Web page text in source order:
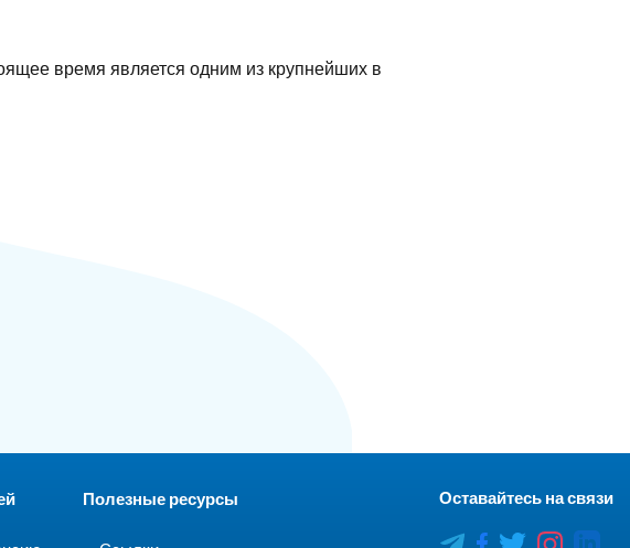
время является одним из крупнейших в
Полезные ресурсы Оставайтесь на связи
CareerCenter